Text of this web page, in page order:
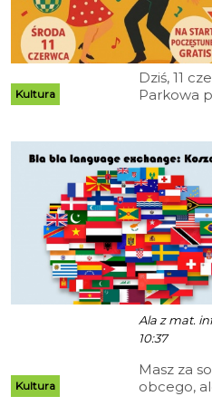
Kultura
Ala z mat.
10:24
Dziś, 11
Parkowa
muzyczne
klimatem,
udział w
Kultura
Hi!
over
Ala z mat.
10:37
Masz za
obcego,